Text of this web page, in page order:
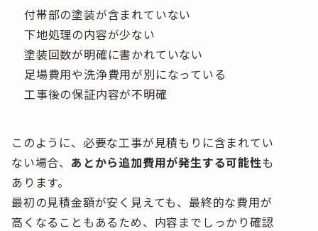
付帯部の塗装が含まれていない
下地処理の内容が少ない
塗装回数が明確に書かれていない
足場費用や洗浄費用が別になっている
工事後の保証内容が不明確
このように、必要な工事が見積もりに含まれてい
ない場合、 あとから追加費用が発生する可能性も
あります。
最初の見積金額が安く見えても、最終的な費用が
高くなることもあるため、内容までしっかり確認